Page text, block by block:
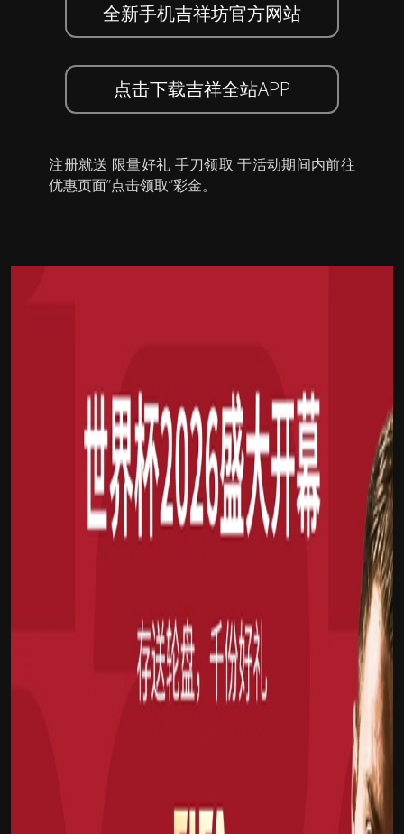
全新手机吉祥坊官方网站
点击下载吉祥全站APP
注册就送 限量好礼 手刀领取 于活动期间内前往
优惠页面”点击领取”彩金。